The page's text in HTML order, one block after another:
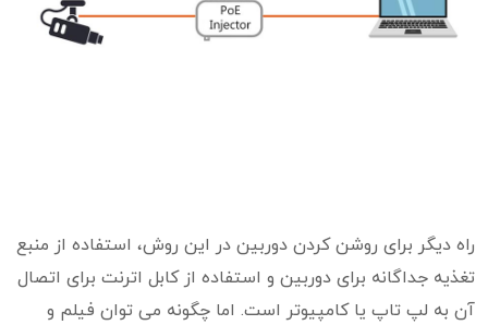
راه دیگر برای روشن کردن دوربین در این روش، استفاده از منبع
تغذیه جداگانه برای دوربین و استفاده از کابل اترنت برای اتصال
آن به لپ تاپ یا کامپیوتر است. اما چگونه می توان فیلم و